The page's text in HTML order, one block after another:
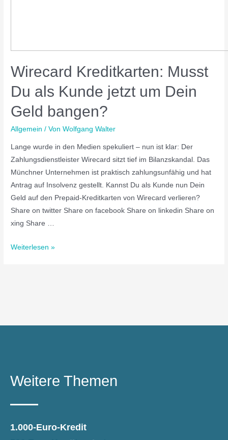
Wirecard Kreditkarten: Musst
Du als Kunde jetzt um Dein
Geld bangen?
Allgemein / VonWolfgang Walter
Lange wurde in den Medien spekuliert – nun ist klar: Der
Zahlungsdienstleister Wirecard sitzt tief im Bilanzskandal. Das
Münchner Unternehmen ist praktisch zahlungsunfähig und hat
Antrag auf Insolvenz gestellt. Kannst Du als Kunde nun Dein
Geld auf den Prepaid-Kreditkarten von Wirecard verlieren?
Share on twitter Share on facebook Share on linkedin Share on
xing Share …
Weiterlesen »
Weitere Themen
1.000-Euro-Kredit